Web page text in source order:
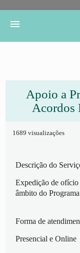
Portal do Governo
Governo
menu
Apoio a
Acordos
1689 visualizações
Descrição do
Expedição de ofício
âmbito do
Forma de
Presencial e Online